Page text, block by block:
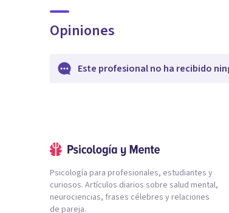
Opiniones
Este profesional no ha recibido
Psicología para profesionales, estudiantes y
curiosos. Artículos diarios sobre salud mental,
neurociencias, frases célebres y relaciones
de pareja.